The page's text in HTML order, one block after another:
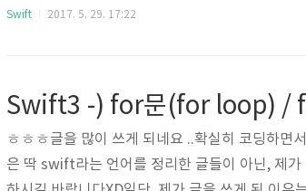
도 다양한 경우가 있을 수 있어요. 오늘은 String
Swift 2017. 5. 29. 17:22
Swift3 -) for문(for loop) /
ㅎㅎㅎ글을 많이 쓰게 되네요 ..확실히 코딩하면
은 딱 swift라는 언어를 정리한 글들이 아닌, 제